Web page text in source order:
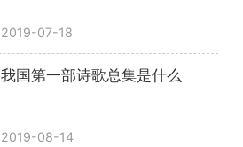
2019-07-18
我国第一部诗歌总集是什么
2019-08-14